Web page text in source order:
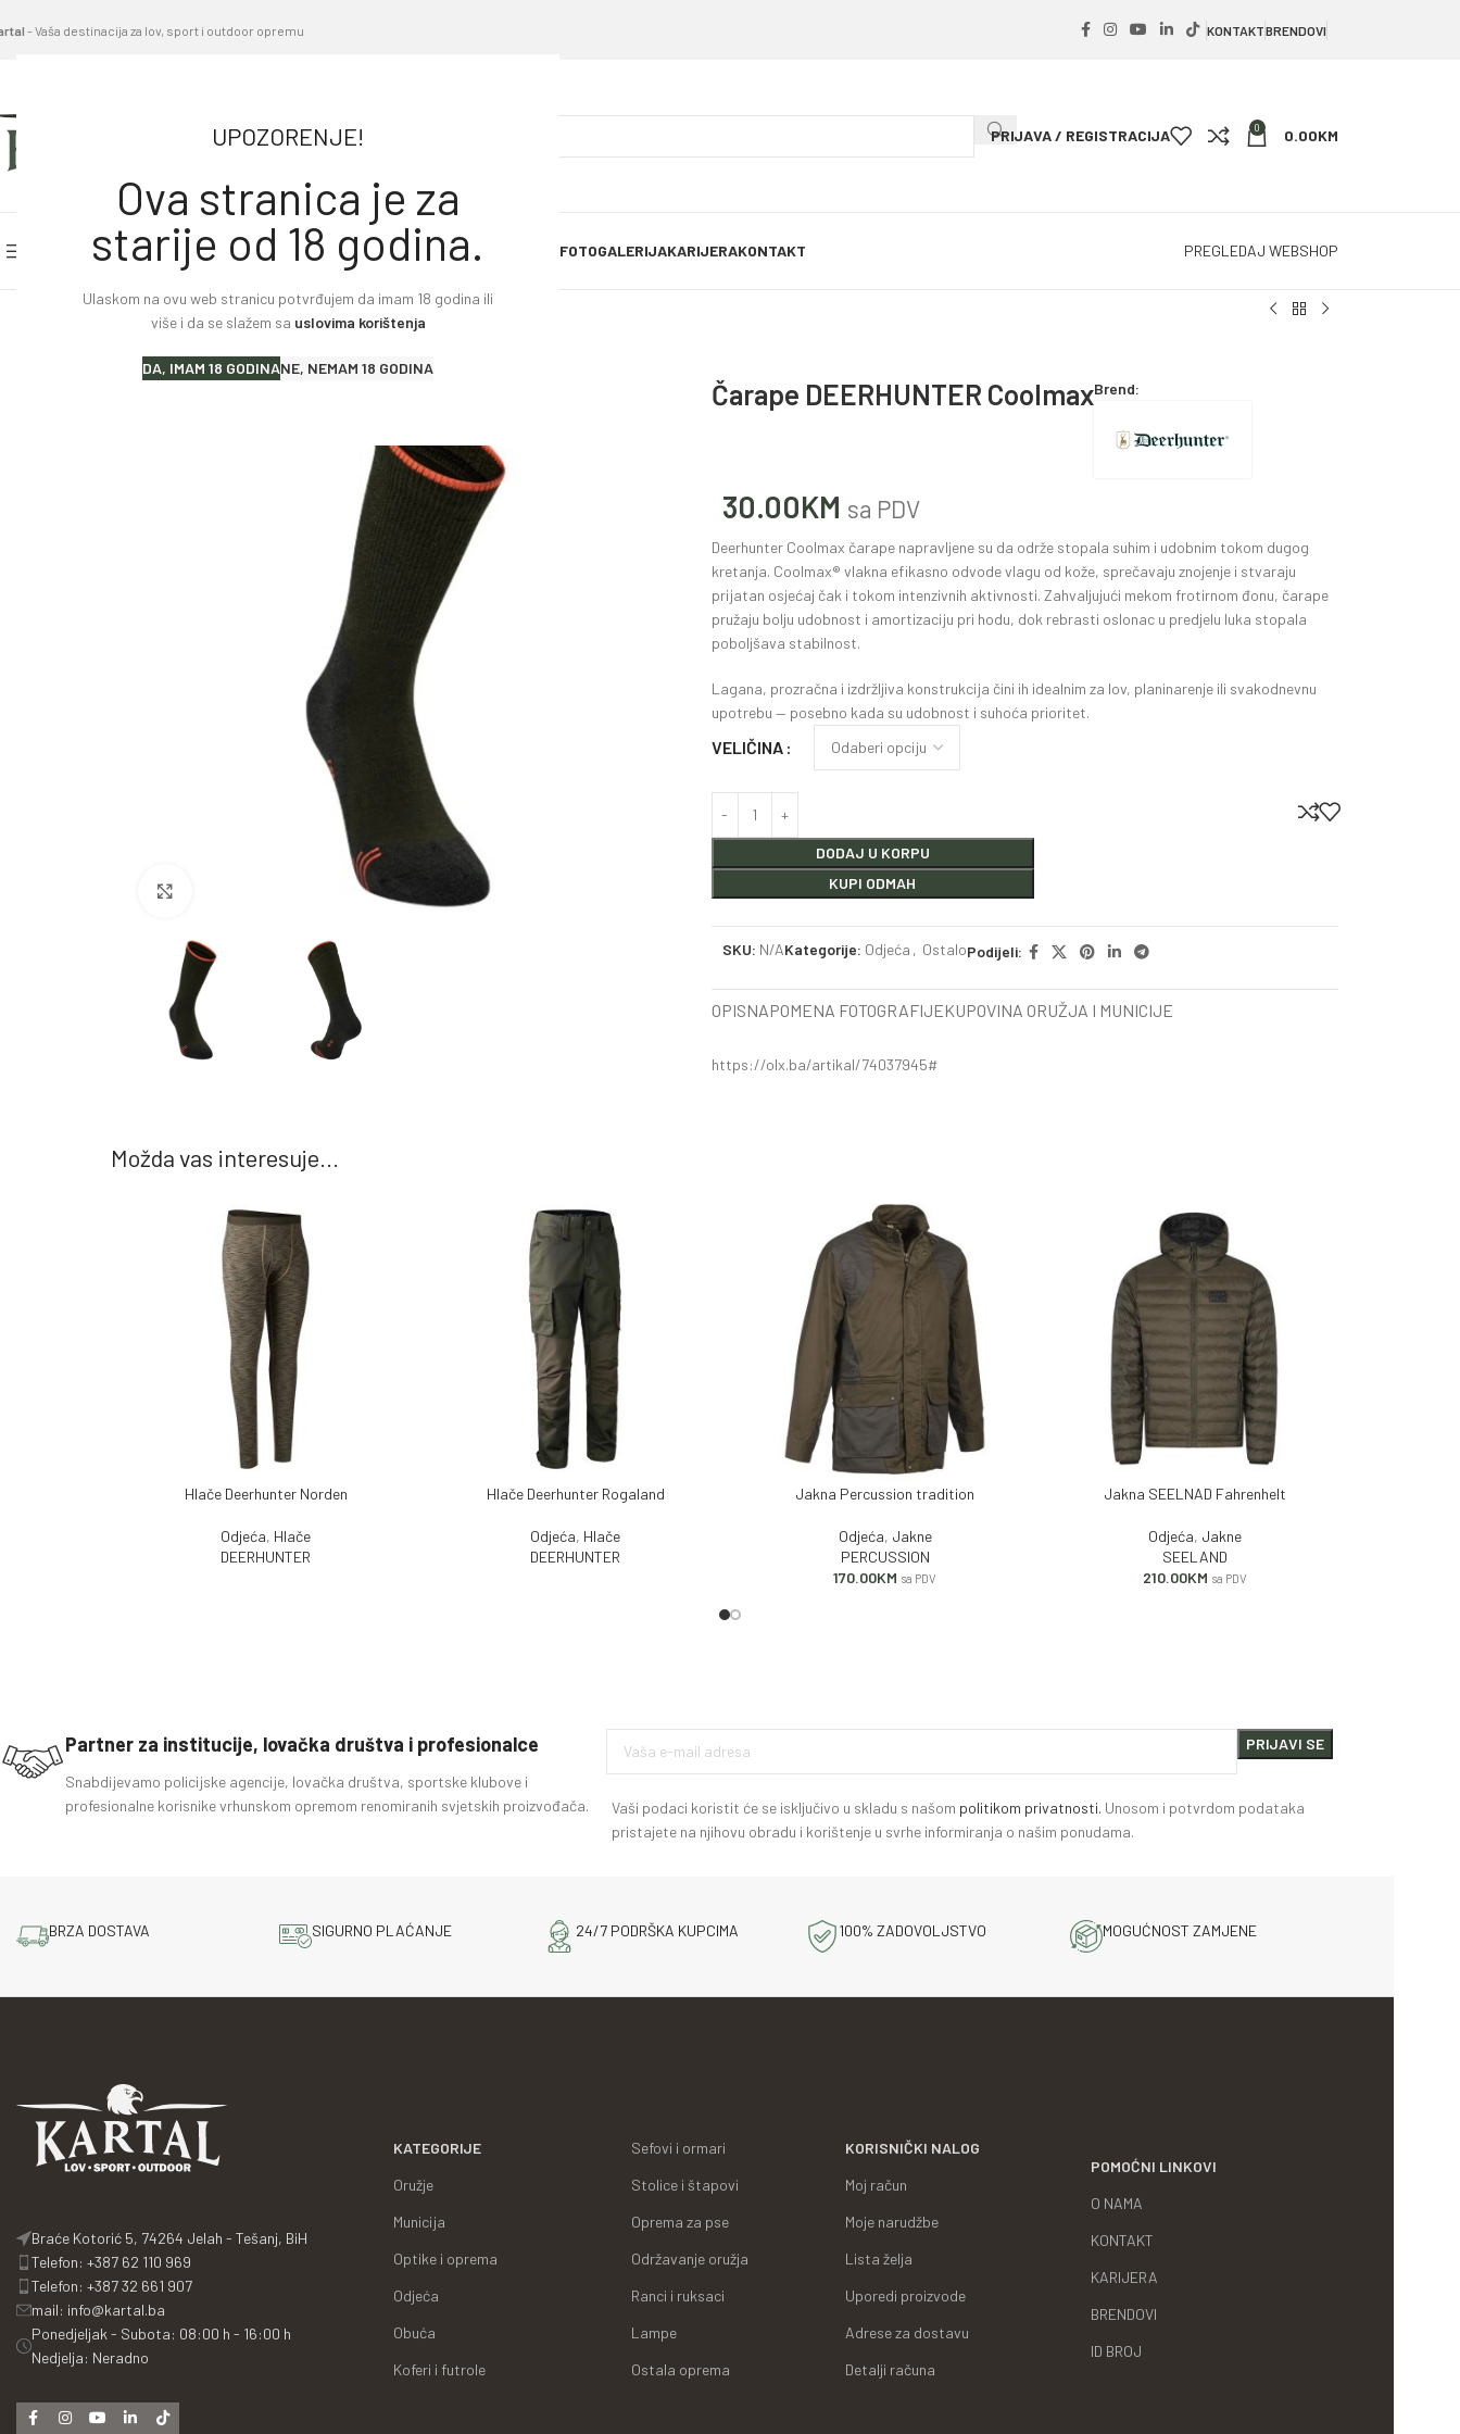
UPOZORENJE!
Ova stranica je za
starije od 18 godina.
Ulaskom na ovu web stranicu potvrđujem da imam 18 godina ili
više i da se slažem sa uslovima korištenja
DA, IMAM 18 GODINANE, NEMAM 18 GODINA
- Vaša destinacija za lov, sport i outdoor opremu KONTAKTBRENDOVI
PRIJAVA / REGISTRACIJA 0 0.00KM
PRETRAŽITE KATEGORIJE POČETNA STRANICABLOG OBJAVE FOTOGALERIJAKARIJERAKONTAKT PREGLEDAJ WEBSHOP
Home »Proizvodi »Čarape DEERHUNTER Coolmax
Čarape DEERHUNTER CoolmaxBrend:
30.00KM sa PDV
Deerhunter Coolmax čarape napravljene su da održe stopala suhim i udobnim tokom dugog
kretanja. Coolmax® vlakna efikasno odvode vlagu od kože, sprečavaju znojenje i stvaraju
prijatan osjećaj čak i tokom intenzivnih aktivnosti. Zahvaljujući mekom frotirnom đonu, čarape
pružaju bolju udobnost i amortizaciju pri hodu, dok rebrasti oslonac u predjelu luka stopala
poboljšava stabilnost.
Lagana, prozračna i izdržljiva konstrukcija čini ih idealnim za lov, planinarenje ili svakodnevnu
upotrebu — posebno kada su udobnost i suhoća prioritet.
VELIČINA
DODAJ U KORPU
KUPI ODMAH
SKU: N/AKategorije: Odjeća , OstaloPodijeli:
OPISNAPOMENA FOTOGRAFIJEKUPOVINA ORUŽJA I MUNICIJE
https://olx.ba/artikal/74037945#
Možda vas interesuje...
PROČITAJ VIŠEHlače Deerhunter Norden
Odjeća, Hlače
DEERHUNTER
PROČITAJ VIŠEHlače Deerhunter Rogaland
Odjeća, Hlače
DEERHUNTER
ODABERI OPCIJEJakna Percussion tradition
Odjeća, Jakne
PERCUSSION
170.00KM sa PDV
DODAJ U KORPUJakna SEELNAD Fahrenhelt
Odjeća, Jakne
SEELAND
210.00KM sa PDV
Partner za institucije, lovačka društva i profesionalce
Snabdijevamo policijske agencije, lovačka društva, sportske klubove i
profesionalne korisnike vrhunskom opremom renomiranih svjetskih proizvođača.
Vaši podaci koristit će se isključivo u skladu s našom politikom privatnosti. Unosom i potvrdom podataka
pristajete na njihovu obradu i korištenje u svrhe informiranja o našim ponudama.
BRZA DOSTAVA SIGURNO PLAĆANJE 24/7 PODRŠKA KUPCIMA 100% ZADOVOLJSTVO MOGUĆNOST ZAMJENE
Braće Kotorić 5, 74264 Jelah - Tešanj, BiH
Telefon: +387 62 110 969
Telefon: +387 32 661 907
mail: info@kartal.ba
Ponedjeljak - Subota: 08:00 h - 16:00 h
Nedjelja: Neradno
KATEGORIJE
Oružje
Municija
Optike i oprema
Odjeća
Obuća
Koferi i futrole
Sefovi i ormari
Stolice i štapovi
Oprema za pse
Održavanje oružja
Ranci i ruksaci
Lampe
Ostala oprema
KORISNIČKI NALOG
Moj račun
Moje narudžbe
Lista želja
Uporedi proizvode
Adrese za dostavu
Detalji računa
POMOĆNI LINKOVI
O NAMA
KONTAKT
KARIJERA
BRENDOVI
ID BROJ